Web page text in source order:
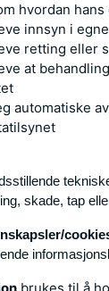
hvordan
innsyn i egne
retting eller
at
automatiske
skade, tap